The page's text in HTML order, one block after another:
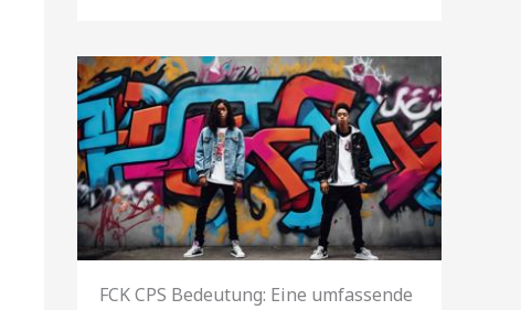
FCK CPS Bedeutung: Eine umfassende